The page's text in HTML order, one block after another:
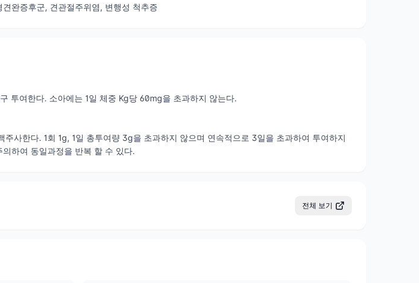
완증후군, 견관절주위염, 변행성 척추증
투여한다. 소아에는 1일 체중 Kg당 60mg을 초과하지 않는다.
사한다. 1회 1g, 1일 총투여량 3g을 초과하지 않으며 연속적으로 3일을 초과하여 투여하지
하여 동일과정을 반복 할 수 있다.
전체 보기